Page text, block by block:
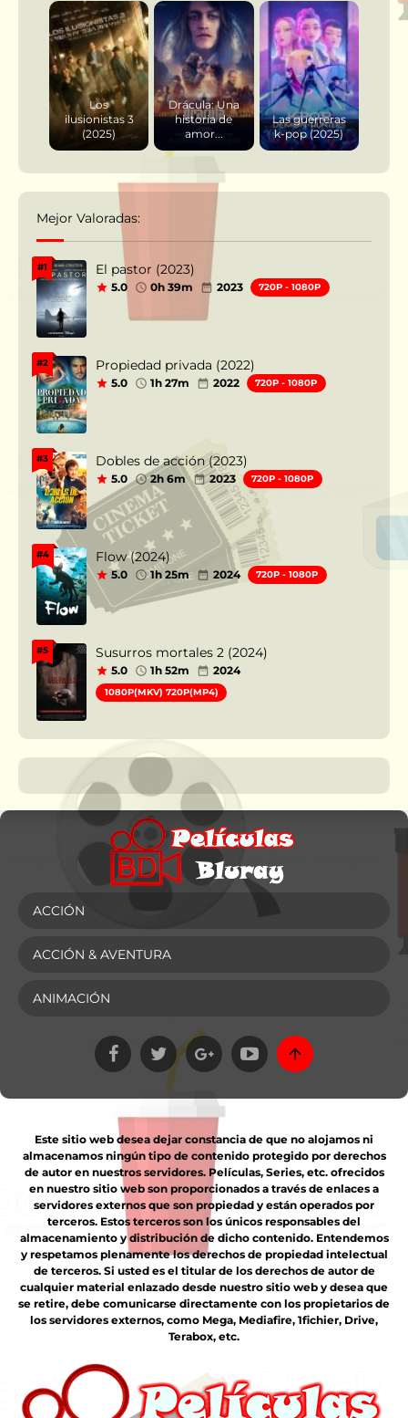
Los
ilusionistas 3
(2025)
Drácula: Una
historia de
amor...
Las guerreras
k-pop (2025)
Mejor Valoradas:
#1 El pastor (2023)
5.0 0h 39m 2023 720P - 1080P
#2 Propiedad privada (2022)
5.0 1h 27m 2022 720P - 1080P
#3 Dobles de acción (2023)
5.0 2h 6m 2023 720P - 1080P
#4 Flow (2024)
5.0 1h 25m 2024 720P - 1080P
#5 Susurros mortales 2 (2024)
5.0 1h 52m 2024
1080P(MKV) 720P(MP4)
ACCIÓN
ACCIÓN & AVENTURA
ANIMACIÓN
Este sitio web desea dejar constancia de que no alojamos ni
almacenamos ningún tipo de contenido protegido por derechos
de autor en nuestros servidores. Películas, Series, etc. ofrecidos
en nuestro sitio web son proporcionados a través de enlaces a
servidores externos que son propiedad y están operados por
terceros. Estos terceros son los únicos responsables del
almacenamiento y distribución de dicho contenido. Entendemos
y respetamos plenamente los derechos de propiedad intelectual
de terceros. Si usted es el titular de los derechos de autor de
cualquier material enlazado desde nuestro sitio web y desea que
se retire, debe comunicarse directamente con los propietarios de
los servidores externos, como Mega, Mediafire, 1fichier, Drive,
Terabox, etc.